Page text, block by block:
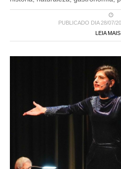
PUBLICADO DIA 28/07/
LEIA MAIS